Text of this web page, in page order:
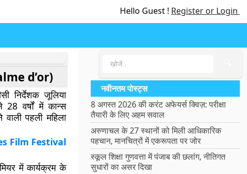
Hello Guest ! Register or Login
d’or)
निर्देशक जूलिया
28 वर्षों में कान्स
पहली महिला
Film Festival
में कार्यक्रम के
नवीनतम पोस्ट्स
8 अगस्त 2026 की करंट अफेयर्स क्विज़: परीक्षा
तैयारी के लिए अहम सवाल
अरुणाचल के 27 स्थानों को मिली आधिकारिक
पहचान, मानचित्रों में एकरूपता पर जोर
स्कूल शिक्षा गुणवत्ता में पंजाब की छलांग, नीतिगत
सुधारों का असर दिखा